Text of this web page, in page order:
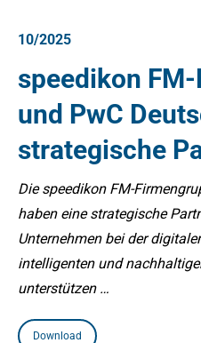
10/2025
speedikon
und PwC
strategische
Die speedikon FM-
haben eine strategische
Unternehmen bei der
intelligenten und
unterstützen …
Download